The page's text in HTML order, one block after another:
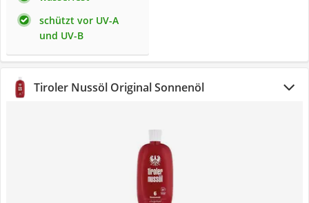
schützt vor UV-A
und UV-B
Tiroler Nussöl Original Sonnenöl